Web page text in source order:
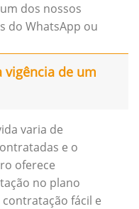
dos nossos
do WhatsApp ou
vigência de um
varia de
e o
oferece
no plano
fácil e